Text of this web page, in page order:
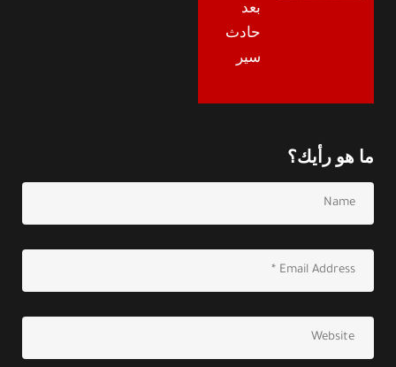
بعد
حادث
سير
ما هو رأيك؟